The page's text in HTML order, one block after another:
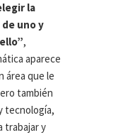
la
uno y
,
aparece
área que le
también
tecnología,
trabajar y